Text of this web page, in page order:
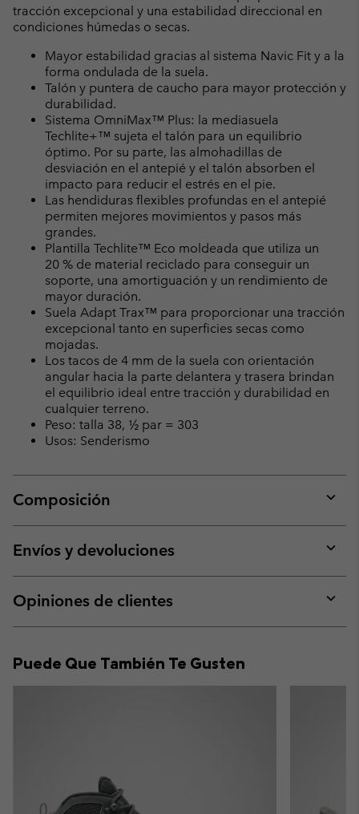
tracción excepcional y una estabilidad direccional en
condiciones húmedas o secas.
Mayor estabilidad gracias al sistema Navic Fit y a la
forma ondulada de la suela.
Talón y puntera de caucho para mayor protección y
durabilidad.
Sistema OmniMax™ Plus: la mediasuela
Techlite+™ sujeta el talón para un equilibrio
óptimo. Por su parte, las almohadillas de
desviación en el antepié y el talón absorben el
impacto para reducir el estrés en el pie.
Las hendiduras flexibles profundas en el antepié
permiten mejores movimientos y pasos más
grandes.
Plantilla Techlite™ Eco moldeada que utiliza un
20 % de material reciclado para conseguir un
soporte, una amortiguación y un rendimiento de
mayor duración.
Suela Adapt Trax™ para proporcionar una tracción
excepcional tanto en superficies secas como
mojadas.
Los tacos de 4 mm de la suela con orientación
angular hacia la parte delantera y trasera brindan
el equilibrio ideal entre tracción y durabilidad en
cualquier terreno.
Peso: talla 38, ½ par = 303
Usos: Senderismo
Composición
or
Envíos y devoluciones
or
Opiniones de clientes
or
Puede Que También Te Gusten